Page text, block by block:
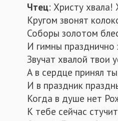
Чтец: Христу хвала!
Кругом звонят
Соборы золотом
И гимны празднично
Звучат хвалой твои
А в сердце принял
И в праздник
Когда в душе нет
К тебе сейчас